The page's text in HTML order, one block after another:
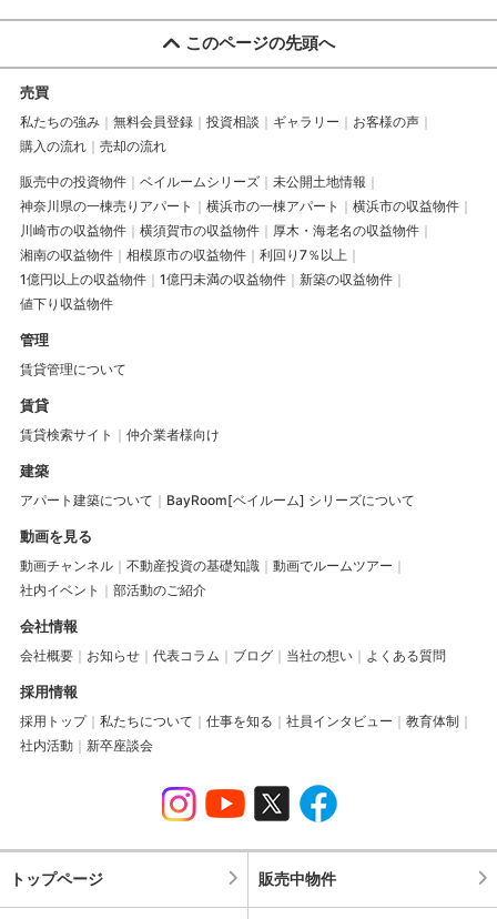
このページの先頭へ
売買
私たちの強み 無料会員登録 投資相談 ギャラリー
お客様の声
購入の流れ
売却の流れ
販売中の投資物件 ベイルームシリーズ
未公開土地情報
神奈川県の一棟売りアパート
横浜市の一棟アパート
横浜市の収益物件
川崎市の収益物件
横須賀市の収益物件
厚木・海老名の収益物件
湘南の収益物件
相模原市の収益物件
利回り7％以上
1億円以上の収益物件
1億円未満の収益物件
新築の収益物件
値下り収益物件
管理
賃貸管理について
賃貸
賃貸検索サイト 仲介業者様向け
建築
アパート建築について BayRoom[ベイルーム] シリーズについて
動画を見る
動画チャンネル 不動産投資の基礎知識
動画でルームツアー
社内イベント
部活動のご紹介
会社情報
会社概要 お知らせ 代表コラム ブログ 当社の想い よくある質問
採用情報
採用トップ 私たちについて 仕事を知る 社員インタビュー
教育体制
社内活動
新卒座談会
トップページ 販売中物件